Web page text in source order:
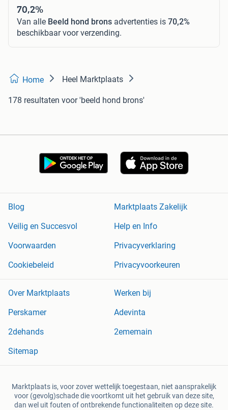
70,2%
Van alle Beeld hond brons advertenties is 70,2%
beschikbaar voor verzending.
Home Heel Marktplaats
178 resultaten voor 'beeld hond brons'
Blog
Marktplaats Zakelijk
Veilig en Succesvol
Help en Info
Voorwaarden
Privacyverklaring
Cookiebeleid
Privacyvoorkeuren
Over Marktplaats
Werken bij
Perskamer
Adevinta
2dehands
2ememain
Sitemap
Marktplaats is, voor zover wettelijk toegestaan, niet aansprakelijk
voor (gevolg)schade die voortkomt uit het gebruik van deze site,
dan wel uit fouten of ontbrekende functionaliteiten op deze site.